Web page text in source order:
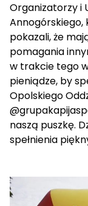
Organizatorzy i
Annogórskiego,
pokazali, że
pomagania
w trakcie tego
pieniądze, by
Opolskiego
naszą puszkę.
spełnienia